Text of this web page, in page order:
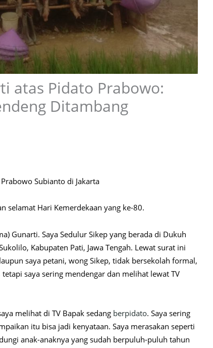
atas Pidato Prabowo:
Ditambang
Subianto di Jakarta
selamat Hari Kemerdekaan yang ke-80.
Gunarti. Saya Sedulur Sikep yang berada di Dukuh
Kabupaten Pati, Jawa Tengah. Lewat surat ini
saya petani, wong Sikep, tidak bersekolah formal,
saya sering mendengar dan melihat lewat TV
melihat di TV Bapak sedang berpidato. Saya sering
itu bisa jadi kenyataan. Saya merasakan seperti
anak-anaknya yang sudah berpuluh-puluh tahun